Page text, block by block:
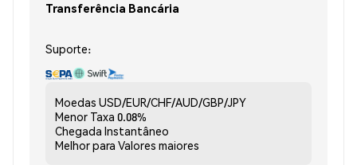
Transferência Bancária
Suporte:
Moedas USD/EUR/CHF/AUD/GBP/JPY
Menor Taxa 0.08%
Chegada Instantâneo
Melhor para Valores maiores